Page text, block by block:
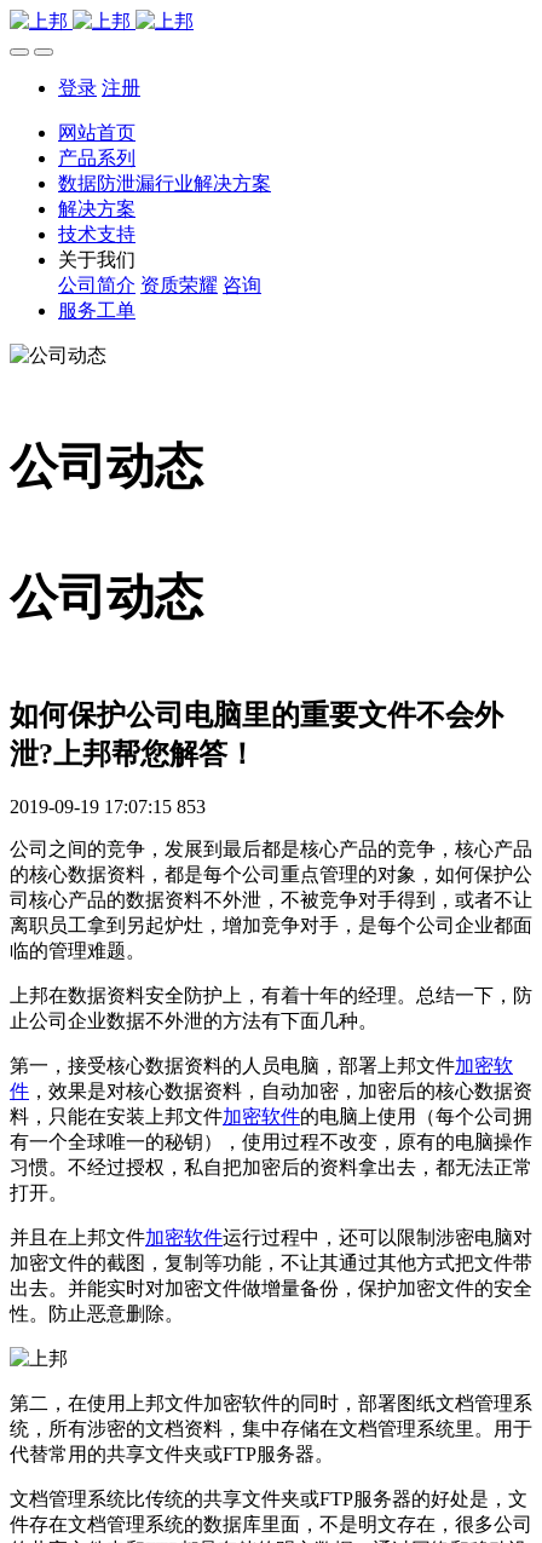
登录 注册
网站首页
产品系列
数据防泄漏行业解决方案
解决方案
技术支持
关于我们
公司简介 资质荣耀 咨询
服务工单
公司动态
公司动态
如何保护公司电脑里的重要文件不会外
泄?上邦帮您解答！
2019-09-19 17:07:15 853
公司之间的竞争，发展到最后都是核心产品的竞争，核心产品
的核心数据资料，都是每个公司重点管理的对象，如何保护公
司核心产品的数据资料不外泄，不被竞争对手得到，或者不让
离职员工拿到另起炉灶，增加竞争对手，是每个公司企业都面
临的管理难题。
上邦在数据资料安全防护上，有着十年的经理。总结一下，防
止公司企业数据不外泄的方法有下面几种。
第一，接受核心数据资料的人员电脑，部署上邦文件加密软
件 ，效果是对核心数据资料，自动加密，加密后的核心数据资
料，只能在安装上邦文件加密软件的电脑上使用（每个公司拥
有一个全球唯一的秘钥），使用过程不改变，原有的电脑操作
习惯。不经过授权，私自把加密后的资料拿出去，都无法正常
打开。
并且在上邦文件加密软件运行过程中，还可以限制涉密电脑对
加密文件的截图，复制等功能，不让其通过其他方式把文件带
出去。并能实时对加密文件做增量备份，保护加密文件的安全
性。防止恶意删除。
第二，在使用上邦文件加密软件的同时，部署图纸文档管理系
统，所有涉密的文档资料，集中存储在文档管理系统里。用于
代替常用的共享文件夹或FTP服务器。
文档管理系统比传统的共享文件夹或FTP服务器的好处是，文
件存在文档管理系统的数据库里面，不是明文存在，很多公司